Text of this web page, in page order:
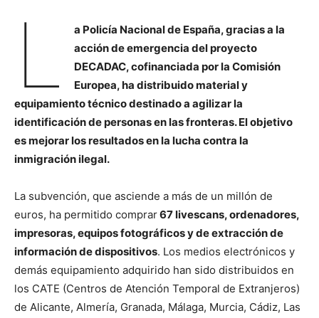
L
a Policía Nacional de España, gracias a la
acción de emergencia del proyecto
DECADAC, cofinanciada por la Comisión
Europea, ha distribuido material y
equipamiento técnico destinado a agilizar la
identificación de personas en las fronteras. El objetivo
es mejorar los resultados en la lucha contra la
inmigración ilegal.
La subvención, que asciende a más de un millón de
euros, ha permitido comprar67 livescans, ordenadores,
impresoras, equipos fotográficos y de extracción de
información de dispositivos. Los medios electrónicos y
demás equipamiento adquirido han sido distribuidos en
los CATE (Centros de Atención Temporal de Extranjeros)
de Alicante, Almería, Granada, Málaga, Murcia, Cádiz, Las